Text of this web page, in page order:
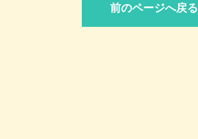
前のページへ戻る